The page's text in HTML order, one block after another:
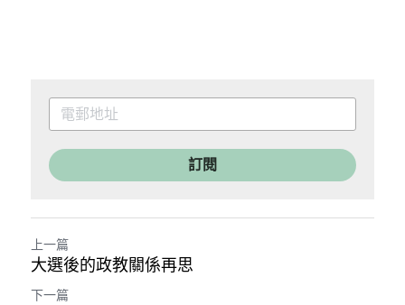
訂閱
上一篇
大選後的政教關係再思
下一篇